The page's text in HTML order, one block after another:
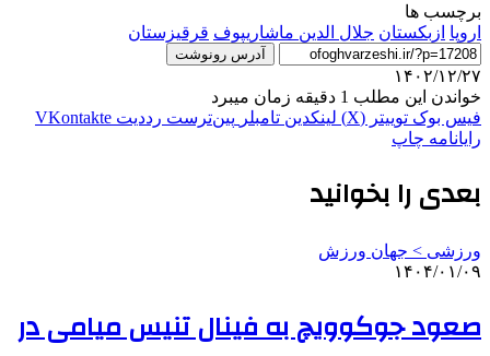
برچسب ها
اروپا ازبکستان جلال الدین ماشاریپوف قرقيزستان
آدرس رونوشت
۱۴۰۲/۱۲/۲۷
خواندن این مطلب 1 دقیقه زمان میبرد
فیس بوک توییتر (X) لینکدین ‫تامبلر ‫پین‌ترست ‫رددیت ‫VKontakte
رایانامه چاپ
بعدی را بخوانید
ورزشی > جهان ورزش
۱۴۰۴/۰۱/۰۹
صعود جوکوویچ به فینال تنیس میامی در